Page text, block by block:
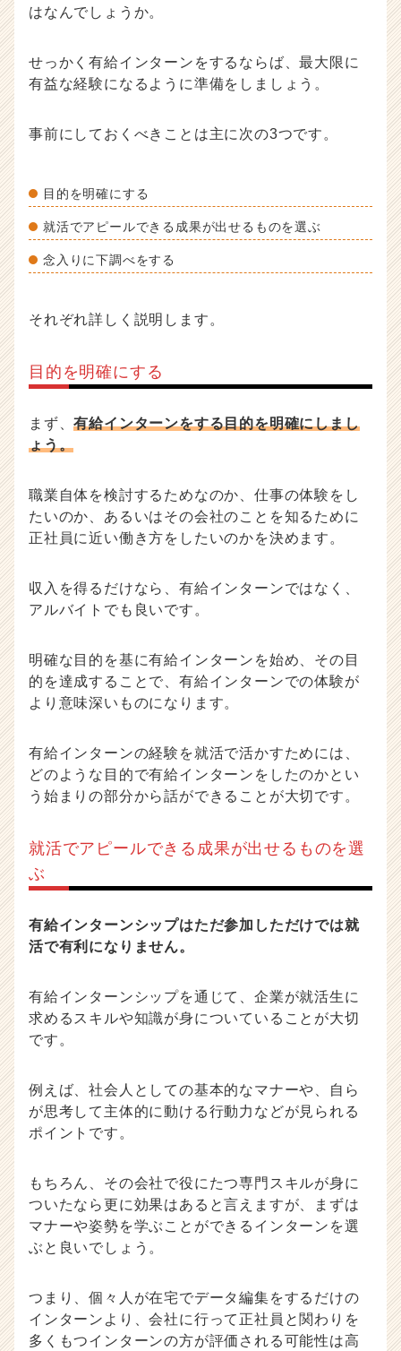
はなんでしょうか。
せっかく有給インターンをするならば、最大限に
有益な経験になるように準備をしましょう。
事前にしておくべきことは主に次の3つです。
目的を明確にする
就活でアピールできる成果が出せるものを選ぶ
念入りに下調べをする
それぞれ詳しく説明します。
目的を明確にする
まず、有給インターンをする目的を明確にしまし
ょう。
職業自体を検討するためなのか、仕事の体験をし
たいのか、あるいはその会社のことを知るために
正社員に近い働き方をしたいのかを決めます。
収入を得るだけなら、有給インターンではなく、
アルバイトでも良いです。
明確な目的を基に有給インターンを始め、その目
的を達成することで、有給インターンでの体験が
より意味深いものになります。
有給インターンの経験を就活で活かすためには、
どのような目的で有給インターンをしたのかとい
う始まりの部分から話ができることが大切です。
就活でアピールできる成果が出せるものを選
ぶ
有給インターンシップはただ参加しただけでは就
活で有利になりません。
有給インターンシップを通じて、企業が就活生に
求めるスキルや知識が身についていることが大切
です。
例えば、社会人としての基本的なマナーや、自ら
が思考して主体的に動ける行動力などが見られる
ポイントです。
もちろん、その会社で役にたつ専門スキルが身に
ついたなら更に効果はあると言えますが、まずは
マナーや姿勢を学ぶことができるインターンを選
ぶと良いでしょう。
つまり、個々人が在宅でデータ編集をするだけの
インターンより、会社に行って正社員と関わりを
多くもつインターンの方が評価される可能性は高